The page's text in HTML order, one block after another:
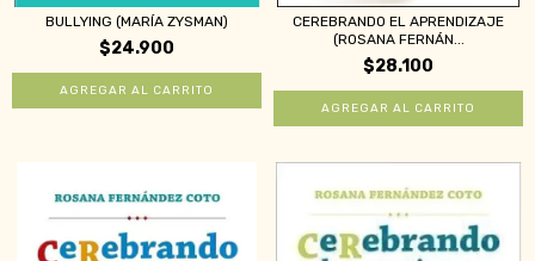
BULLYING (MARÍA ZYSMAN)
$24.900
CEREBRANDO EL APRENDIZAJE
(ROSANA FERNÁN...
$28.100